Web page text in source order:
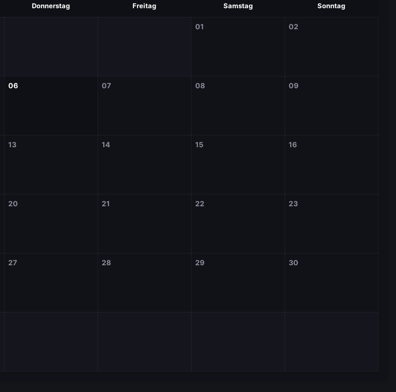
Donnerstag Freitag Samstag Sonntag
01 02
06 07 08 09
13 14 15 16
20 21 22 23
27 28 29 30